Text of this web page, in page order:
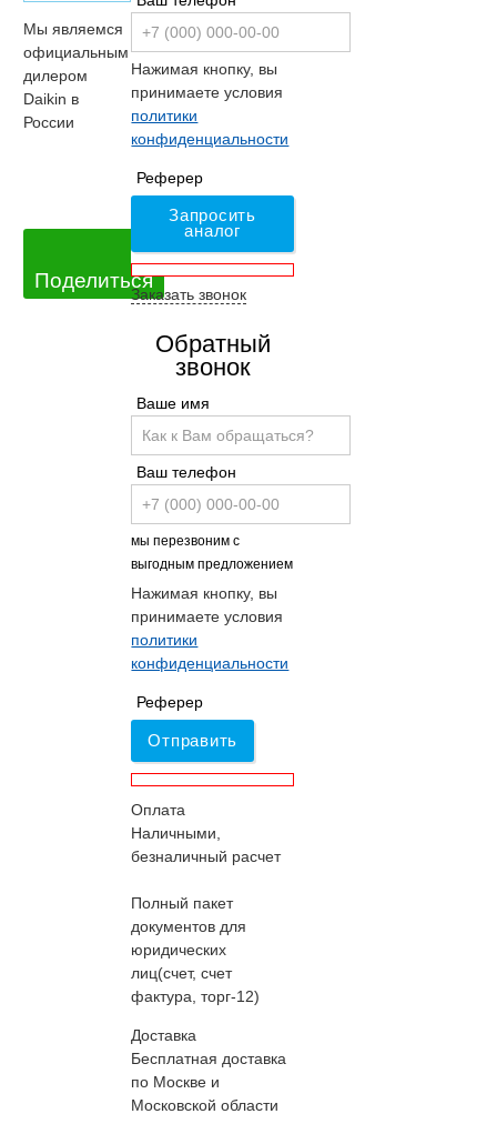
Нажимая кнопку, вы
принимаете условия
политики
конфиденциальности
Реферер
Запросить
аналог
Заказать звонок
Обратный
звонок
Ваше имя
Ваш телефон
мы перезвоним с
выгодным предложением
Нажимая кнопку, вы
принимаете условия
политики
конфиденциальности
Реферер
Отправить
Оплата
Наличными,
безналичный расчет
Полный пакет
документов для
юридических
лиц(счет, счет
фактура, торг-12)
Доставка
Бесплатная доставка
по Москве и
Московской области
Мы являемся
официальным
дилером
Daikin в
России
Поделиться